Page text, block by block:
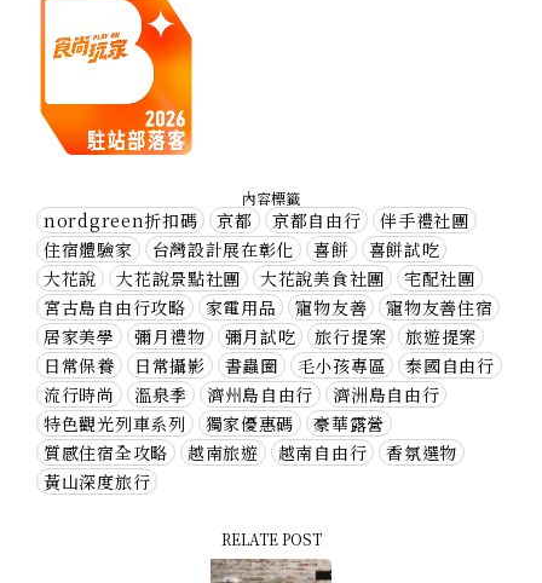
內容標籤
nordgreen折扣碼 京都 京都自由行
伴手禮社團
住宿體驗家
台灣設計展在彰化 喜餅
喜餅試吃
大花說
大花說景點社團 大花說美食社團
宅配社團
宮古島自由行攻略
家電用品 寵物友善
寵物友善住宿
居家美學
彌月禮物 彌月試吃 旅行提案
旅遊提案
日常保養
日常攝影 書蟲圈 毛小孩專區
泰國自由行
流行時尚
溫泉季 濟州島自由行
濟洲島自由行
特色觀光列車系列
獨家優惠碼
豪華露營
質感住宿全攻略
越南旅遊 越南自由行
香氛選物
黃山深度旅行
RELATE POST